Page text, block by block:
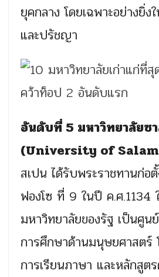
ยุคกลาง โดยเฉพาะอย่างยิ่ง
และปรัชญา
อันดับที่ 5 มหาวิทยาลัยซ
(University of
สเปน ได้รับพระราชทานก่อ
ฟองโซ ที่ 9 ในปี ค.ศ.1134
มหาวิทยาลัยของรัฐ เป็นศูน
การศึกษาด้านมนุษยศาสตร์
การเรียนภาษา และหลักสูต